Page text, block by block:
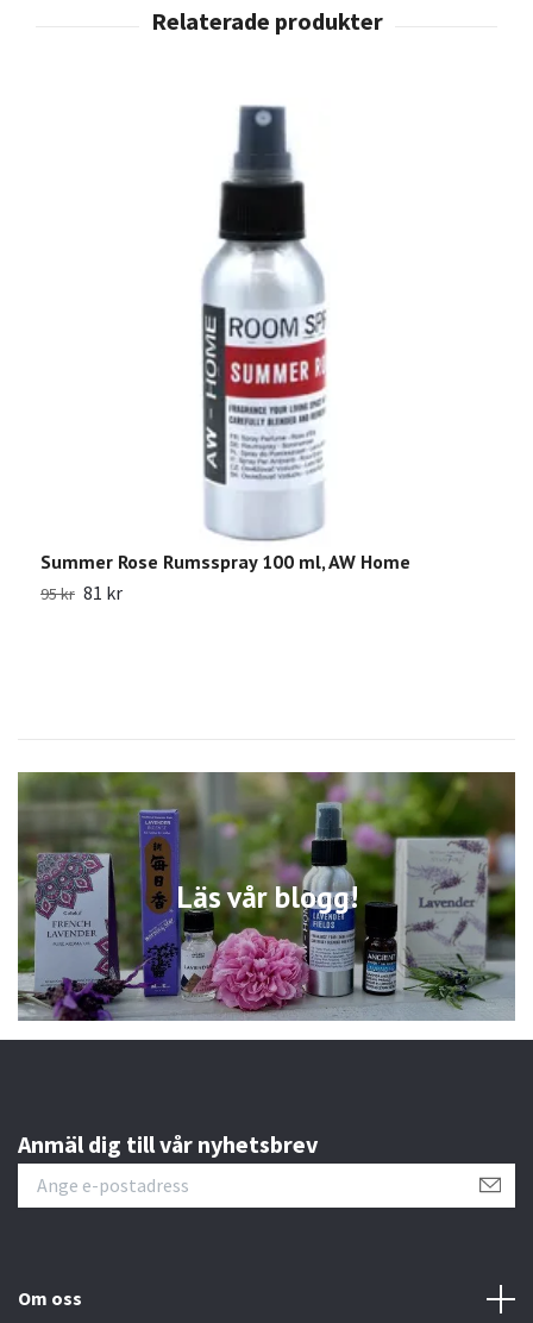
Läs vår blogg!
Summer Rose Rumsspray 100 ml, AW Home
95 kr 81 kr
Anmäl dig till vår nyhetsbrev
Om oss